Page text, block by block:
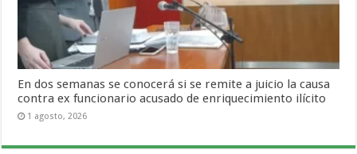
En dos semanas se conocerá si se remite a juicio la causa
contra ex funcionario acusado de enriquecimiento ilícito
1 agosto, 2026